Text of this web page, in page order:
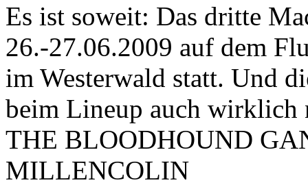
Es ist soweit: Das dritte
26.-27.06.2009 auf dem
im Westerwald statt. Und
beim Lineup auch wirklich
THE BLOODHOUND
MILLENCOLIN